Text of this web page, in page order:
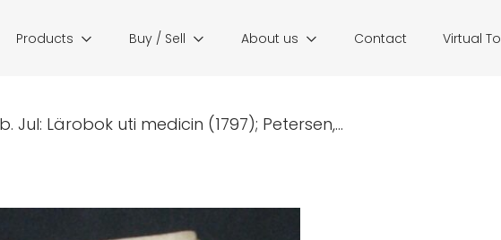
Products Buy / Sell About us Contact Virtual
Jul: Lärobok uti medicin (1797); Petersen,...